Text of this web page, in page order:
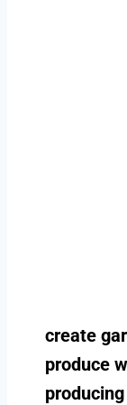
create
produce